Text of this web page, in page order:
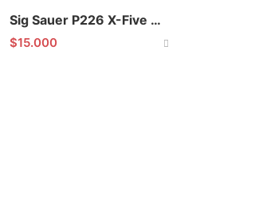
Sig Sauer P226 X-Five Classic
$15.000